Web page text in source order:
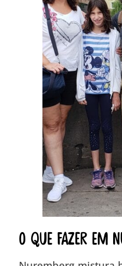
O que fazer em